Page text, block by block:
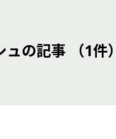
ュの記事 （1件）